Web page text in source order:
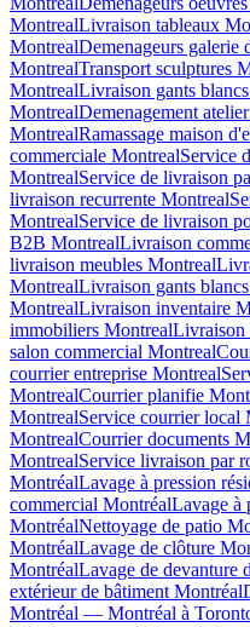
MontrealLivraison tableaux
MontrealDemenageurs galerie
MontrealTransport sculptures
MontrealLivraison gants
MontrealDemenagement
MontrealRamassage maison
commerciale MontrealService
MontrealService de livraison
livraison recurrente Montreal
MontrealService de livraison
B2B MontrealLivraison
livraison meubles Montreal
MontrealLivraison gants
MontrealLivraison inventaire
immobiliers MontrealLivraison
salon commercial Montreal
courrier entreprise Montreal
MontrealCourrier planifie
MontrealService courrier local
MontrealCourrier documents
MontrealService livraison par
MontréalLavage à pression
commercial MontréalLavage à
MontréalNettoyage de patio
MontréalLavage de clôture
MontréalLavage de devanture
extérieur de bâtiment Montréal
Montréal — Montréal à